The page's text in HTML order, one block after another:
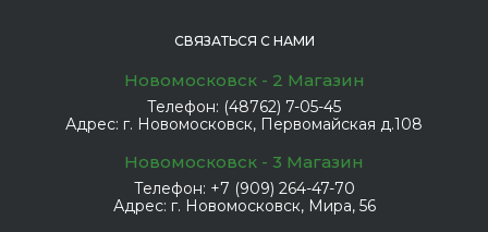
СВЯЗАТЬСЯ С НАМИ
Новомосковск - 2 Магазин
Телефон: (48762) 7-05-45
Адрес: г. Новомосковск, Первомайская д.108
Новомосковск - 3 Магазин
Телефон: +7 (909) 264-47-70
Адрес: г. Новомосковск, Мира, 56